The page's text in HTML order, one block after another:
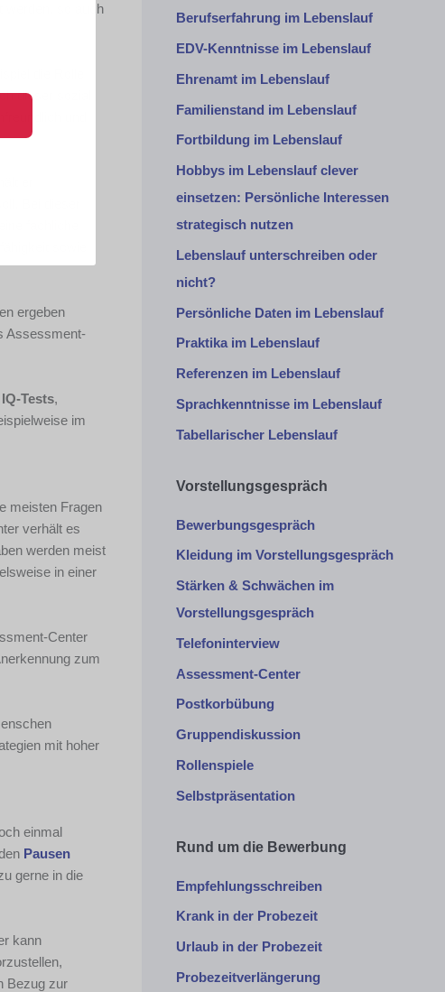
werden, so auch
die Rolle
dieser sozial
und
er
Bei dieser
fachliche
sowie
ergeben
Assessment-
IQ-Tests,
im
meisten Fragen
verhält es
werden meist
in einer
Center
zum
mit hoher
einmal
Pausen
gerne in die
kann
Bezug zur
Berufserfahrung im Lebenslauf
EDV-Kenntnisse im Lebenslauf
Ehrenamt im Lebenslauf
Familienstand im Lebenslauf
Fortbildung im Lebenslauf
Hobbys im Lebenslauf clever
einsetzen: Persönliche Interessen
strategisch nutzen
Lebenslauf unterschreiben oder
nicht?
Persönliche Daten im Lebenslauf
Praktika im Lebenslauf
Referenzen im Lebenslauf
Sprachkenntnisse im Lebenslauf
Tabellarischer Lebenslauf
Vorstellungsgespräch
Bewerbungsgespräch
Kleidung im Vorstellungsgespräch
Stärken & Schwächen im
Vorstellungsgespräch
Telefoninterview
Assessment-Center
Postkorbübung
Gruppendiskussion
Rollenspiele
Selbstpräsentation
Rund um die Bewerbung
Empfehlungsschreiben
Krank in der Probezeit
Urlaub in der Probezeit
Probezeitverlängerung